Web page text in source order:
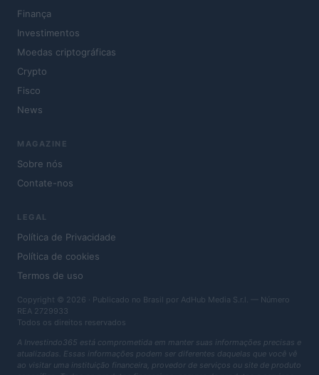
Finança
Investimentos
Moedas criptográficas
Crypto
Fisco
News
MAGAZINE
Sobre nós
Contate-nos
LEGAL
Política de Privacidade
Política de cookies
Termos de uso
Copyright © 2026 · Publicado no Brasil por AdHub Media S.r.l. — Número
REA 2729933
Todos os direitos reservados
A Investindo365 está comprometida em manter suas informações precisas e
atualizadas. Essas informações podem ser diferentes daquelas que você vê
ao visitar uma instituição financeira, provedor de serviços ou site de produto